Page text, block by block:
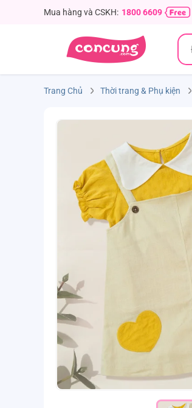
Mua hàng và CSKH: 1800 6609
Trang Chủ Thời trang & Phụ kiện